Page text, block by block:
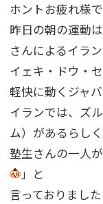
ホントお疲れ様
昨日の朝の運動
さんによるイラ
イェキ・ドウ・
軽快に動くジャ
イランでは、ズ
ム）があるらし
塾生さんの一人
」と
言っておりました